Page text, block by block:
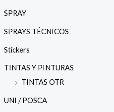
SPRAY
SPRAYS TÉCNICOS
Stickers
TINTAS Y PINTURAS
TINTAS OTR
UNI / POSCA